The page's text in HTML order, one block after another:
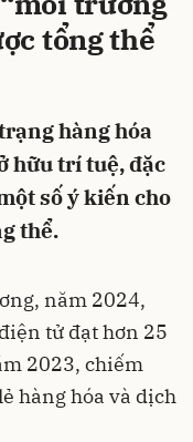
tổng thể
hàng hóa
hữu trí tuệ, đặc
số ý kiến cho
thể.
năm 2024,
tử đạt hơn 25
2023, chiếm
hàng hóa và dịch
Hủy